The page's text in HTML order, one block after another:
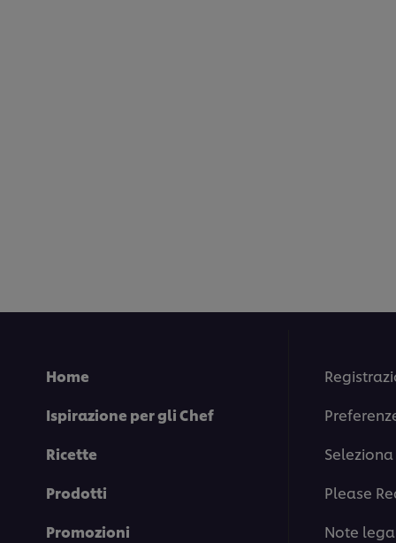
Home
Ispirazione per gli Chef
Ricette
Prodotti
Promozioni
Please
Note